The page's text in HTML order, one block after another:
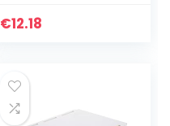
Organizing with
€12.18